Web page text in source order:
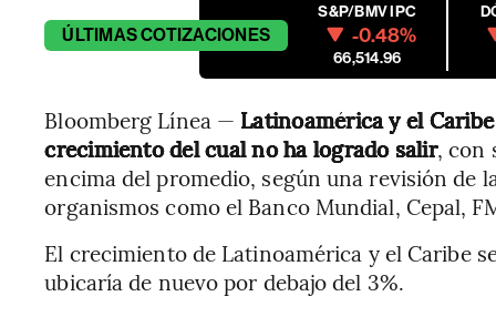
ÚLTIMASCOTIZACIONES
S&P/BMV IPC
-0.48%
66,514.96
Bloomberg Línea — Latinoamérica y el
crecimiento del cual no ha logrado salir, con
encima del promedio, según una revisión de
organismos como el Banco Mundial, Cepal,
El crecimiento de Latinoamérica y el Caribe
ubicaría de nuevo por debajo del 3%.